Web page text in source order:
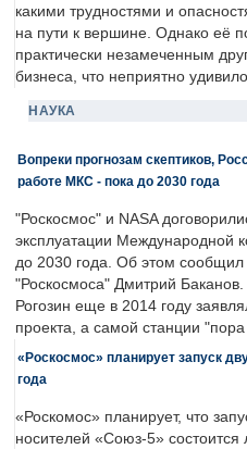
какими трудностями и
на пути к вершине. Однако её
практически незамеченным
бизнеса, что неприятно
НАУКА
Вопреки прогнозам скептиков,
работе МКС - пока до 2030 года
"Роскосмос" и NASA
эксплуатации Международной
до 2030 года. Об этом сообщил
"Роскосмоса" Дмитрий
Рогозин еще в 2014 году
проекта, а самой станции
«Роскосмос» планирует запуск
года
«Роскомос» планирует, что
носителей «Союз-5»